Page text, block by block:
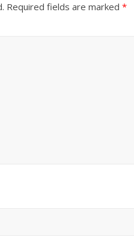
Required fields are marked *